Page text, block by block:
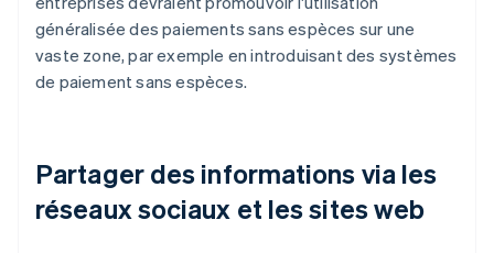
généralisée des paiements sans espèces sur une
vaste zone, par exemple en introduisant des systèmes
de paiement sans espèces.
Partager des informations via les
réseaux sociaux et les sites web